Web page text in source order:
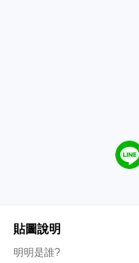
貼圖說明
明明是誰?